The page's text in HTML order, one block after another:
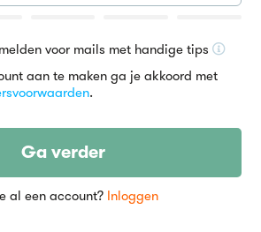
voor mails met handige tips
aan te maken ga je akkoord met
.
Ga verder
al een account? Inloggen